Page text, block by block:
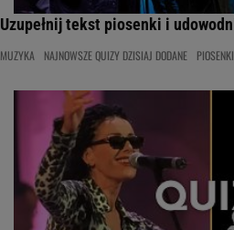
Uzupełnij tekst piosenki i
MUZYKA NAJNOWSZE QUIZY DZISIAJ DODANE PIOSENKI